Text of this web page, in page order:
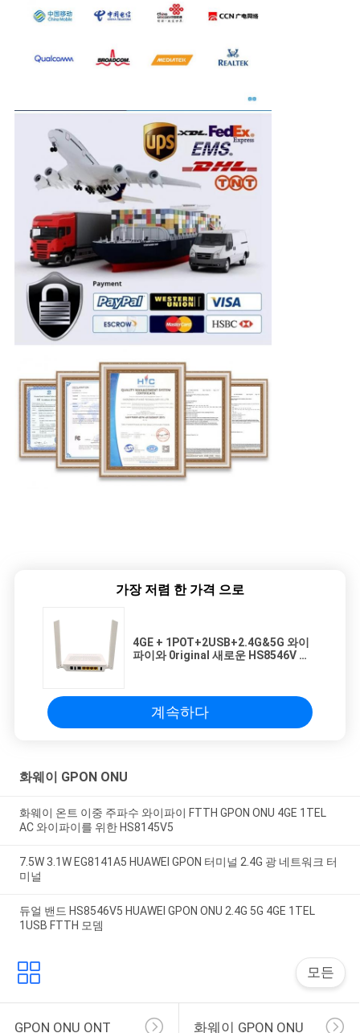
가장 저렴 한 가격 으로
4GE + 1POT+2USB+2.4G&5G 와이
파이와 0riginal 새로운 HS8546V 와
계속하다
화웨이 GPON ONU
화웨이 온트 이중 주파수 와이파이 FTTH GPON ONU 4GE 1TEL
AC 와이파이를 위한 HS8145V5
7.5W 3.1W EG8141A5 HUAWEI GPON 터미널 2.4G 광 네트워크 터
미널
듀얼 밴드 HS8546V5 HUAWEI GPON ONU 2.4G 5G 4GE 1TEL
1USB FTTH 모뎀
모든
GPON ONU ONT 화웨이 GPON ONU